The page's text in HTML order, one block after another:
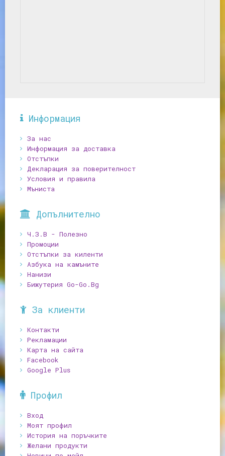
Информация
За нас
Информация за доставка
Отстъпки
Декларация за поверителност
Условия и правила
Мъниста
Допълнително
Ч.З.В - Полезно
Промоции
Отстъпки за киленти
Азбука на камъните
Нанизи
Бижутерия Go-Go.Bg
За клиенти
Контакти
Рекламации
Карта на сайта
Facebook
Google Plus
Профил
Вход
Моят профил
История на поръчките
Желани продукти